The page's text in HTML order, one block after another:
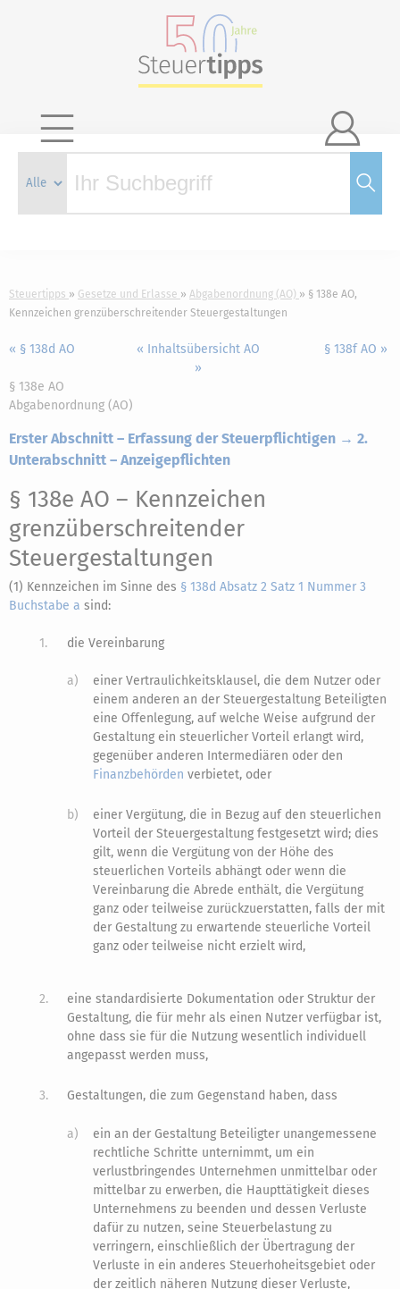

Steuertipps Gesetze und Erlasse Abgabenordnung (AO)
§ 138e AO,
Kennzeichen grenzüberschreitender Steuergestaltungen
« § 138d AO
« Inhaltsübersicht AO
»
§ 138f AO »
§ 138e AO
Abgabenordnung (AO)
Erster Abschnitt – Erfassung der Steuerpflichtigen → 2.
Unterabschnitt – Anzeigepflichten
§ 138e AO – Kennzeichen
grenzüberschreitender
Steuergestaltungen
(1) Kennzeichen im Sinne des § 138d Absatz 2 Satz 1 Nummer 3
Buchstabe a sind:
1. die Vereinbarung
a)
einer Vertraulichkeitsklausel, die dem Nutzer oder
einem anderen an der Steuergestaltung Beteiligten
eine Offenlegung, auf welche Weise aufgrund der
Gestaltung ein steuerlicher Vorteil erlangt wird,
gegenüber anderen Intermediären oder den
Finanzbehörden verbietet, oder
b)
einer Vergütung, die in Bezug auf den steuerlichen
Vorteil der Steuergestaltung festgesetzt wird; dies
gilt, wenn die Vergütung von der Höhe des
steuerlichen Vorteils abhängt oder wenn die
Vereinbarung die Abrede enthält, die Vergütung
ganz oder teilweise zurückzuerstatten, falls der mit
der Gestaltung zu erwartende steuerliche Vorteil
ganz oder teilweise nicht erzielt wird,
2.
eine standardisierte Dokumentation oder Struktur der
Gestaltung, die für mehr als einen Nutzer verfügbar ist,
ohne dass sie für die Nutzung wesentlich individuell
angepasst werden muss,
3. Gestaltungen, die zum Gegenstand haben, dass
a)
ein an der Gestaltung Beteiligter unangemessene
rechtliche Schritte unternimmt, um ein
verlustbringendes Unternehmen unmittelbar oder
mittelbar zu erwerben, die Haupttätigkeit dieses
Unternehmens zu beenden und dessen Verluste
dafür zu nutzen, seine Steuerbelastung zu
verringern, einschließlich der Übertragung der
Verluste in ein anderes Steuerhoheitsgebiet oder
der zeitlich näheren Nutzung dieser Verluste,